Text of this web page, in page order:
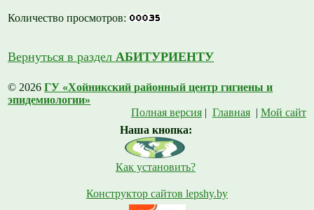
Количество просмотров:
Вернуться в разделАБИТУРИЕНТУ
© 2026ГУ «Хойникский районный центр гигиены и
эпидемиологии»
Полная версия| Главная| Мой сайт
Наша кнопка:
Как установить?
Конструктор сайтов lepshy.by